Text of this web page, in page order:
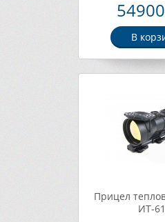
В
Прицел
ИТ-